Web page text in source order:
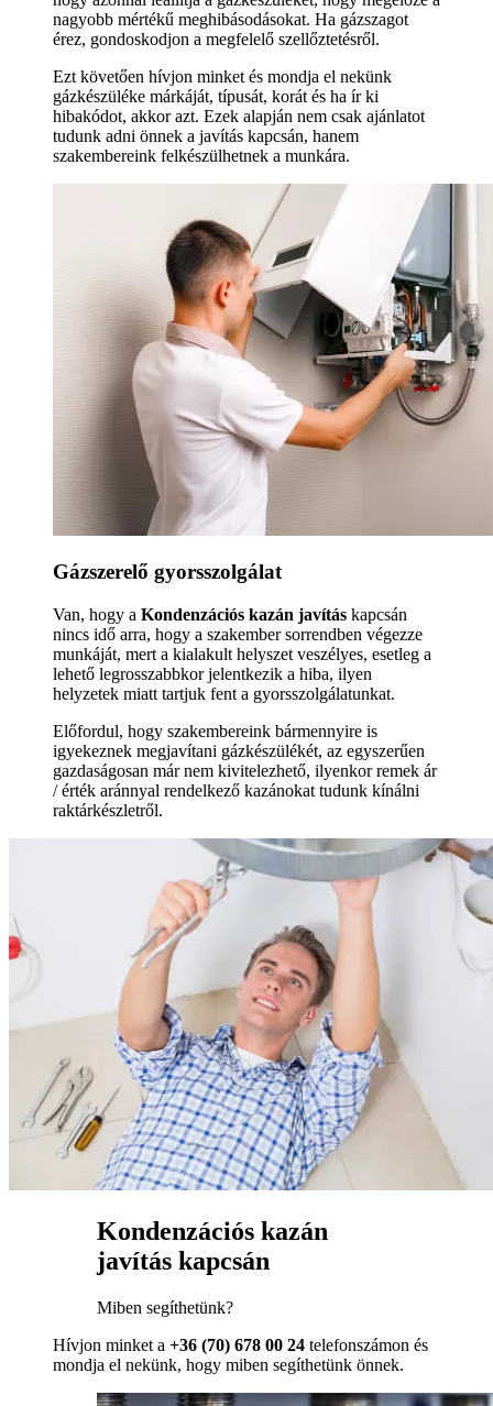
nagyobb mértékű meghibásodásokat. Ha gázszagot
érez, gondoskodjon a megfelelő szellőztetésről.
Ezt követően hívjon minket és mondja el nekünk
gázkészüléke márkáját, típusát, korát és ha ír ki
hibakódot, akkor azt. Ezek alapján nem csak ajánlatot
tudunk adni önnek a javítás kapcsán, hanem
szakembereink felkészülhetnek a munkára.
Gázszerelő gyorsszolgálat
Van, hogy a Kondenzációs kazán javítás kapcsán
nincs idő arra, hogy a szakember sorrendben végezze
munkáját, mert a kialakult helyszet veszélyes, esetleg a
lehető legrosszabbkor jelentkezik a hiba, ilyen
helyzetek miatt tartjuk fent a gyorsszolgálatunkat.
Előfordul, hogy szakembereink bármennyire is
igyekeznek megjavítani gázkészülékét, az egyszerűen
gazdaságosan már nem kivitelezhető, ilyenkor remek ár
/ érték aránnyal rendelkező kazánokat tudunk kínálni
raktárkészletről.
Kondenzációs kazán
javítás kapcsán
Miben segíthetünk?
Hívjon minket a +36 (70) 678 00 24 telefonszámon és
mondja el nekünk, hogy miben segíthetünk önnek.